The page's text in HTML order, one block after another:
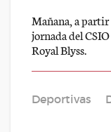
Mañana, a partir
jornada del
Royal Blyss.
Deportivas